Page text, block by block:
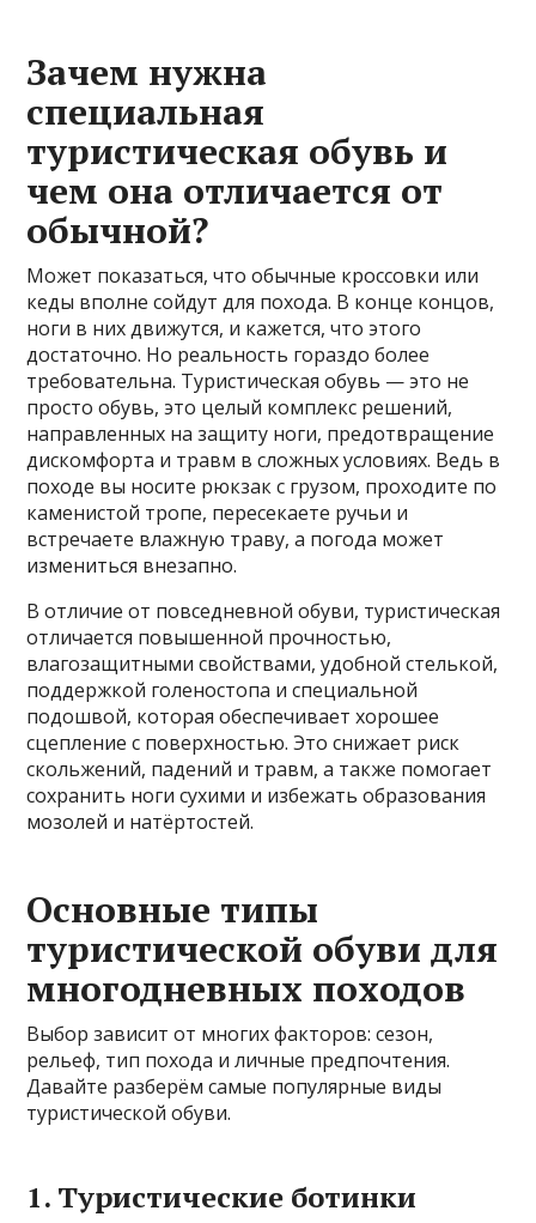
Зачем нужна
специальная
туристическая обувь и
чем она отличается от
обычной?
Может показаться, что обычные кроссовки или
кеды вполне сойдут для похода. В конце концов,
ноги в них движутся, и кажется, что этого
достаточно. Но реальность гораздо более
требовательна. Туристическая обувь — это не
просто обувь, это целый комплекс решений,
направленных на защиту ноги, предотвращение
дискомфорта и травм в сложных условиях. Ведь в
походе вы носите рюкзак с грузом, проходите по
каменистой тропе, пересекаете ручьи и
встречаете влажную траву, а погода может
измениться внезапно.
В отличие от повседневной обуви, туристическая
отличается повышенной прочностью,
влагозащитными свойствами, удобной стелькой,
поддержкой голеностопа и специальной
подошвой, которая обеспечивает хорошее
сцепление с поверхностью. Это снижает риск
скольжений, падений и травм, а также помогает
сохранить ноги сухими и избежать образования
мозолей и натёртостей.
Основные типы
туристической обуви для
многодневных походов
Выбор зависит от многих факторов: сезон,
рельеф, тип похода и личные предпочтения.
Давайте разберём самые популярные виды
туристической обуви.
1. Туристические ботинки